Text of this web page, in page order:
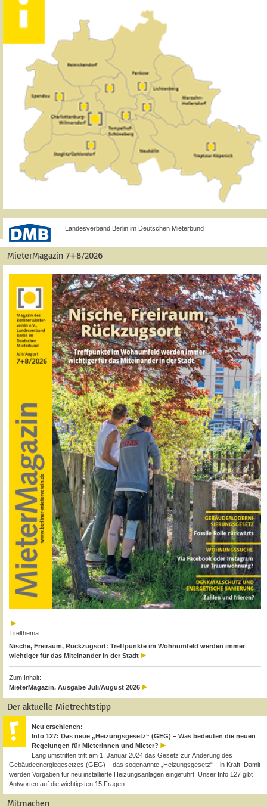
Landesverband Berlin im Deutschen Mieterbund
MieterMagazin 7+8/2026
Titelthema:
Nische, Freiraum, Rückzugsort: Treffpunkte im Wohnumfeld werden immer
wichtiger für das Miteinander in der Stadt
Zum Inhalt:
MieterMagazin, Ausgabe Juli/August 2026
Der aktuelle Mietrechtstipp
Neu erschienen:
Info 127: Das neue „Heizungsgesetz“ (GEG) – Was bedeuten die neuen
Regelungen für Mieterinnen und Mieter?
Lang umstritten tritt am 1. Januar 2024 das Gesetz zur Änderung des
Gebäudeenergiegesetzes (GEG) – das sogenannte „Heizungsgesetz“ – in Kraft. Damit
werden Vorgaben für neu installierte Heizungsanlagen eingeführt. Unser Info 127 gibt
Antworten auf die wichtigsten 15 Fragen.
Mitmachen